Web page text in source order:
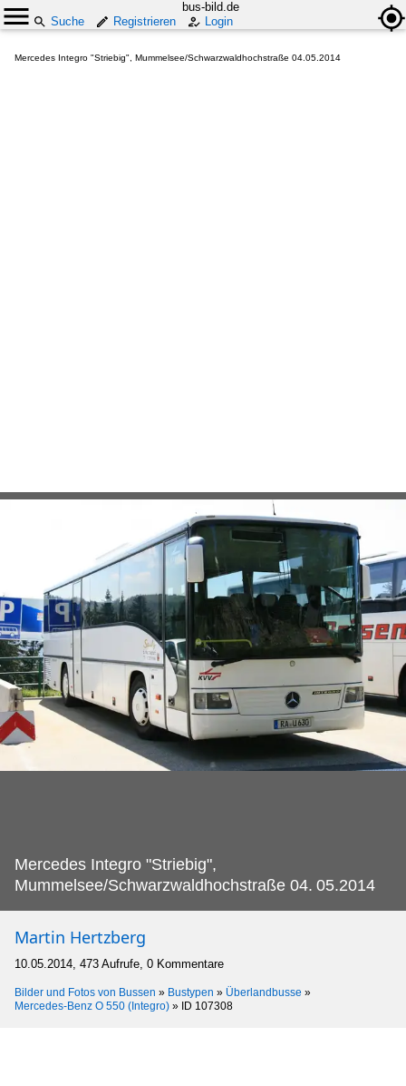
bus-bild.de
Suche
Registrieren Login
Mercedes Integro "Striebig", Mummelsee/Schwarzwaldhochstraße 04.05.2014
Mercedes Integro "Striebig",
Mummelsee/Schwarzwaldhochstraße 04. 05.2014
Martin Hertzberg
10.05.2014, 473 Aufrufe, 0 Kommentare
Bilder und Fotos von Bussen » Bustypen » Überlandbusse »
Mercedes-Benz O 550 (Integro) » ID 107308